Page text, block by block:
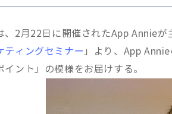
、2月22日に開催されたApp Annieが
ティングセミナー 」より、App
イント」の模様をお届けする。